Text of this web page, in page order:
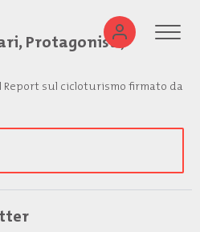
Protagonisti,
Report sul cicloturismo firmato da